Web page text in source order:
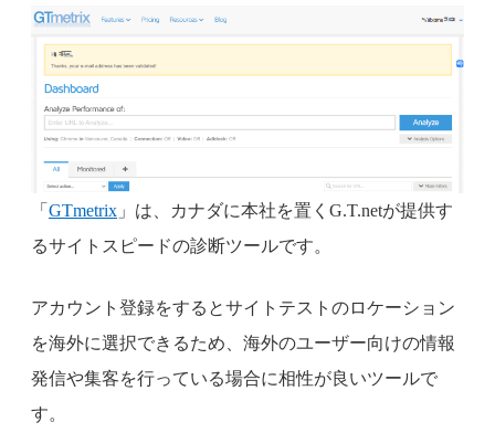
「 GTmetrix 」は、カナダに本社を置くG.T.netが提供す
るサイトスピードの診断ツールです。
アカウント登録をするとサイトテストのロケーション
を海外に選択できるため、海外のユーザー向けの情報
発信や集客を行っている場合に相性が良いツールで
す。